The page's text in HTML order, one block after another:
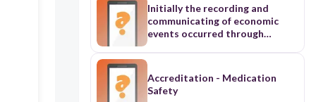
Initially the recording and
communicating of economic
events occurred through
narratives in early civilisation.
procedures. In 1494, Luco
Pacioli, an Italian, described the
Accreditation - Medication
Safety